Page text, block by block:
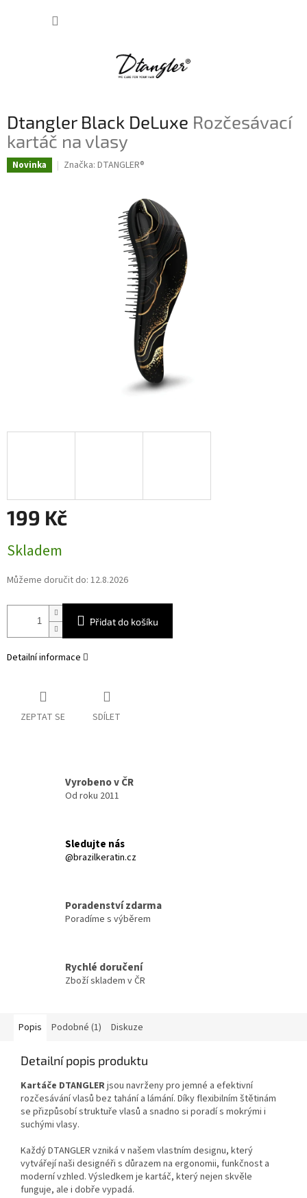
Dtangler Black DeLuxe Rozčesávací
kartáč na vlasy
Novinka Značka: DTANGLER®
199 Kč
cena:
Skladem
Můžeme doručit do: 12.8.2026
Přidat do košíku
Detailní informace
ZEPTAT SE SDÍLET
Vyrobeno v ČR
Od roku 2011
Sledujte nás
@brazilkeratin.cz
Poradenství zdarma
Poradíme s výběrem
Rychlé doručení
Zboží skladem v ČR
Popis Podobné (1) Diskuze
Detailní popis produktu
Kartáče DTANGLERjsou navrženy pro jemné a efektivní
rozčesávání vlasů bez tahání a lámání. Díky flexibilním štětinám
se přizpůsobí struktuře vlasů a snadno si poradí s mokrými i
suchými vlasy.
Každý DTANGLER vzniká v našem vlastním designu, který
vytvářejí naši designéři s důrazem na ergonomii, funkčnost a
moderní vzhled. Výsledkem je kartáč, který nejen skvěle
funguje, ale i dobře vypadá.